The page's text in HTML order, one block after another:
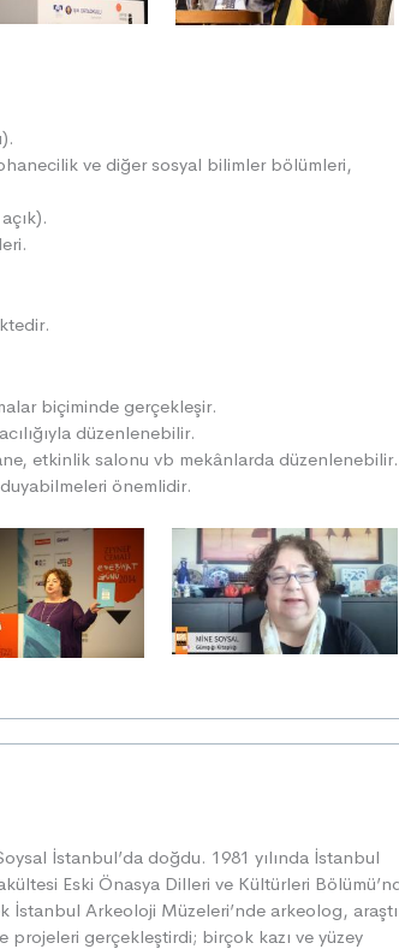
ve diğer sosyal bilimler bölümleri,
biçiminde gerçekleşir.
düzenlenebilir.
etkinlik salonu vb mekânlarda düzenlenebilir.
önemlidir.
İstanbul’da doğdu. 1981 yılında İstanbul
Eski Önasya Dilleri ve Kültürleri
İstanbul Arkeoloji Müzeleri’nde arkeolog,
projeleri gerçekleştirdi; birçok kazı ve yüzey